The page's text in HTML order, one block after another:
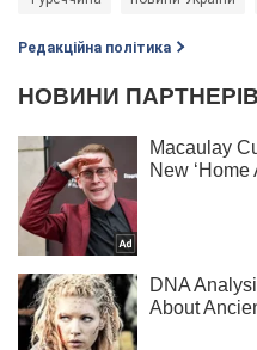
Редакційна політика